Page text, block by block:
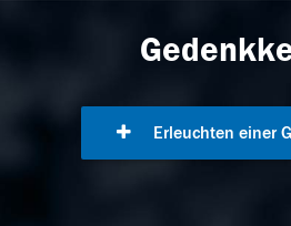
Erleuchten einer